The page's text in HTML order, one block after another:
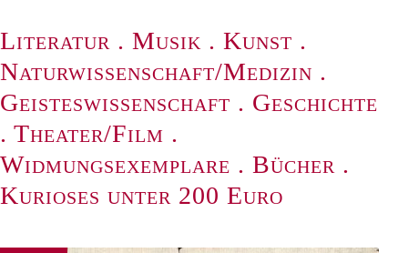
Literatur . Musik . Kunst .
Naturwissenschaft/Medizin .
Geisteswissenschaft . Geschichte
. Theater/Film .
Widmungsexemplare . Bücher .
Kurioses unter 200 Euro